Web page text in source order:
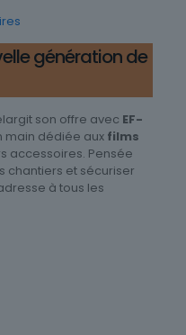
génération de
son offre avec EF-
main dédiée aux films
accessoires. Pensée
chantiers et sécuriser
à tous les